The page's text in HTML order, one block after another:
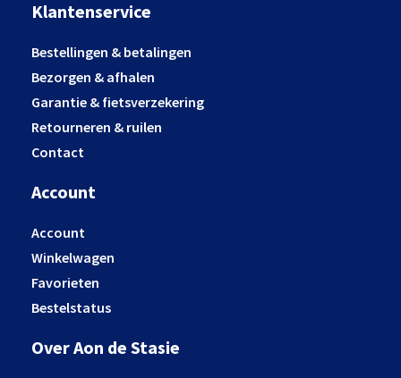
Klantenservice
Bestellingen & betalingen
Bezorgen & afhalen
Garantie & fietsverzekering
Retourneren & ruilen
Contact
Account
Account
Winkelwagen
Favorieten
Bestelstatus
Over Aon de Stasie